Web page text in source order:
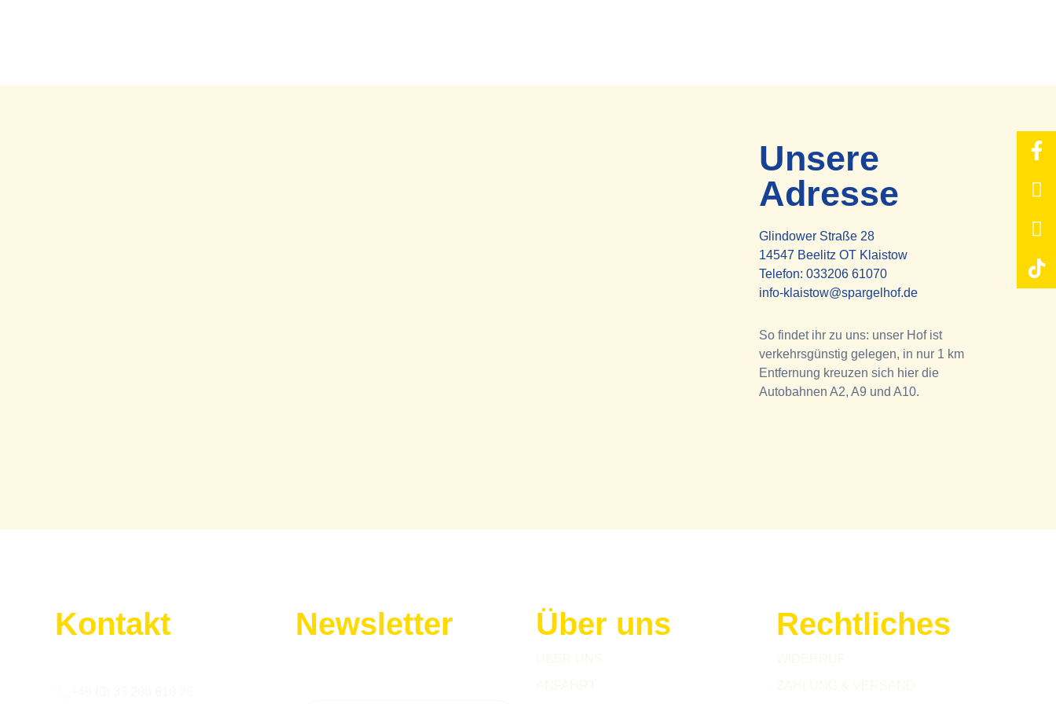
Unsere
Adresse
Glindower Straße 28
14547 Beelitz OT Klaistow
Telefon: 033206 61070
info-klaistow@spargelhof.de
So findet ihr zu uns: unser Hof ist
verkehrsgünstig gelegen, in nur 1 km
Entfernung kreuzen sich hier die
Autobahnen A2, A9 und A10.
Kontakt Newsletter Über uns Rechtliches